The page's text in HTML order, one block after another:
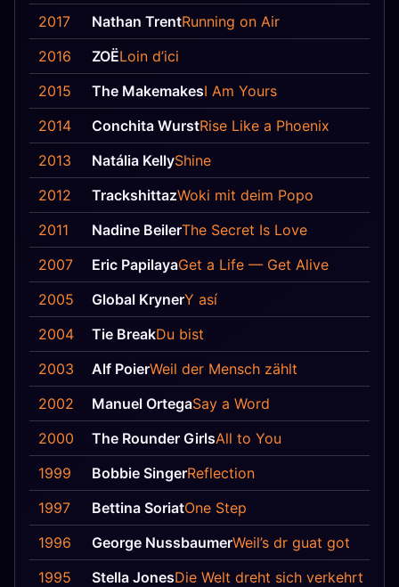
2017 Nathan TrentRunning on Air
2016
ZOËLoin d’ici
2015
The MakemakesI Am Yours
2014
Conchita WurstRise Like a Phoenix
2013
Natália KellyShine
2012
TrackshittazWoki mit deim Popo
2011
Nadine BeilerThe Secret Is Love
2007
Eric PapilayaGet a Life — Get Alive
2005
Global KrynerY así
2004
Tie BreakDu bist
2003
Alf PoierWeil der Mensch zählt
2002
Manuel OrtegaSay a Word
2000
The Rounder GirlsAll to You
1999
Bobbie SingerReflection
1997
Bettina SoriatOne Step
1996
George NussbaumerWeil’s dr guat got
1995
Stella JonesDie Welt dreht sich verkehrt